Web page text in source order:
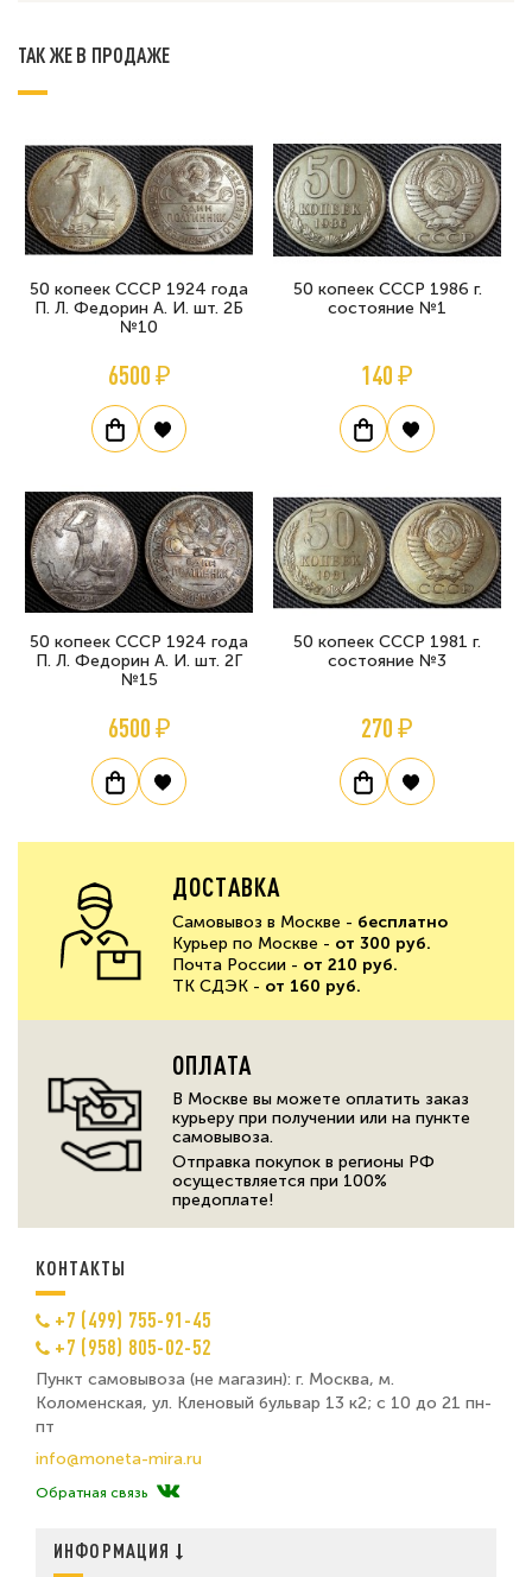
ТАК ЖЕ В ПРОДАЖЕ
50 копеек СССР 1924 года
П. Л. Федорин А. И. шт. 2Б
№10
6500 ₽
50 копеек СССР 1986 г.
состояние №1
140 ₽
50 копеек СССР 1924 года
П. Л. Федорин А. И. шт. 2Г
№15
6500 ₽
50 копеек СССР 1981 г.
состояние №3
270 ₽
ДОСТАВКА
Самовывоз в Москве - бесплатно
Курьер по Москве - от 300 руб.
Почта России - от 210 руб.
ТК СДЭК - от 160 руб.
ОПЛАТА
В Москве вы можете оплатить заказ
курьеру при получении или на пункте
самовывоза.
Отправка покупок в регионы РФ
осуществляется при 100%
предоплате!
КОНТАКТЫ
+7 (499) 755-91-45
+7 (958) 805-02-52
Пункт самовывоза (не магазин): г. Москва, м.
Коломенская, ул. Кленовый бульвар 13 к2; с 10 до 21 пн-
пт
info@moneta-mira.ru
Обратная связь
ИНФОРМАЦИЯ